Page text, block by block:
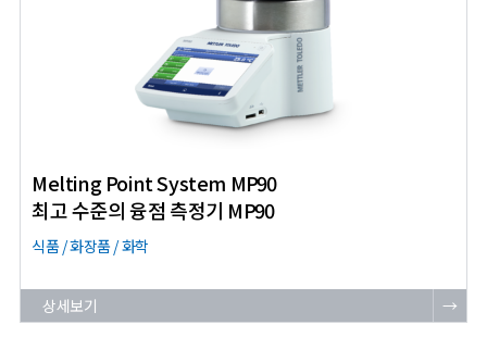
Melting Point System MP90
최고 수준의 융점 측정기 MP90
식품 / 화장품 / 화학
상세보기 →